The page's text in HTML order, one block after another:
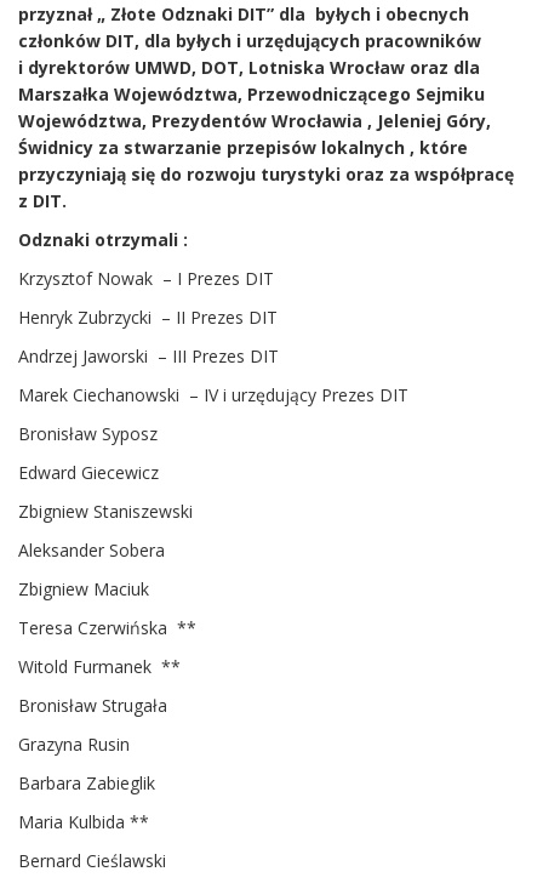
przyznał „ Złote Odznaki DIT” dla byłych i obecnych
członków DIT, dla byłych i urzędujących pracowników
i dyrektorów UMWD, DOT, Lotniska Wrocław oraz dla
Marszałka Województwa, Przewodniczącego Sejmiku
Województwa, Prezydentów Wrocławia , Jeleniej Góry,
Świdnicy za stwarzanie przepisów lokalnych , które
przyczyniają się do rozwoju turystyki oraz za współpracę
z DIT.
Odznaki otrzymali :
Krzysztof Nowak – I Prezes DIT
Henryk Zubrzycki – II Prezes DIT
Andrzej Jaworski – III Prezes DIT
Marek Ciechanowski – IV i urzędujący Prezes DIT
Bronisław Syposz
Edward Giecewicz
Zbigniew Staniszewski
Aleksander Sobera
Zbigniew Maciuk
Teresa Czerwińska **
Witold Furmanek **
Bronisław Strugała
Grazyna Rusin
Barbara Zabieglik
Maria Kulbida **
Bernard Cieślawski